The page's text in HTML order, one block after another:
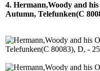
4. Hermann,Woody and
Autumn, Telefunken(C